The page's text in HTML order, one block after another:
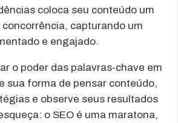
coloca seu conteúdo um
capturando um
e engajado.
o poder das palavras-chave em
sua forma de pensar conteúdo,
e observe seus resultados
o SEO é uma maratona,